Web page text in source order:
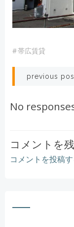
#帯広賃貸
Post
previous
No
コメントを
コメントを投稿